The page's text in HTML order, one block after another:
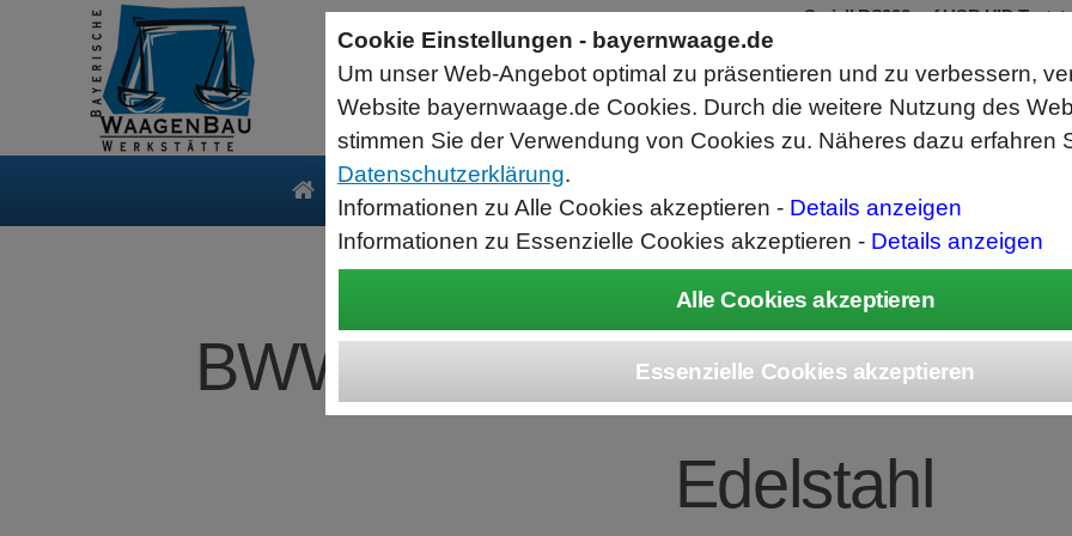
BWW Durchfahrwaage
Edelstahl
Produkte Service
Sartorius Feuchtebestimmer MA35
jetzt zum Aktionspreis
Der MA35 ist das Einsteigermodell zur schnellen und
zuverlässigen Bestimmung der Materialfeuchte flüssiger, pastöser
und fester Substanzen mit dem Verfahren der Thermogravimetrie.
Wägebereich: 35 g, Ablesbarkeit: 1 mg
Seriell RS232 auf USB HID
RS232 Daten in Computer
Funktioniert wie eine USB Tastatur,
Verwendet Standard USB Tastatur
Datenbearbeitung vor Ausgabe
Cookie Einstellungen - bayernwaage.de
Um unser Web-Angebot optimal zu präsentieren und zu verbessern,
Website bayernwaage.de Cookies. Durch die weitere Nutzung des
stimmen Sie der Verwendung von Cookies zu. Näheres dazu erfahren
Datenschutzerklärung.
Informationen zu Alle Cookies akzeptieren - Details anzeigen
Informationen zu Essenzielle Cookies akzeptieren - Details anzeigen